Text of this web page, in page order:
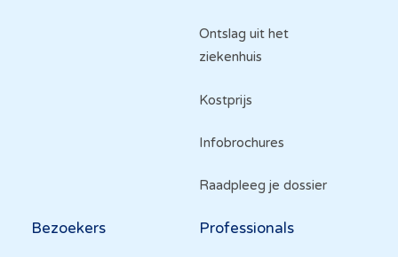
Ontslag uit het
ziekenhuis
Kostprijs
Infobrochures
Raadpleeg je dossier
Bezoekers Professionals